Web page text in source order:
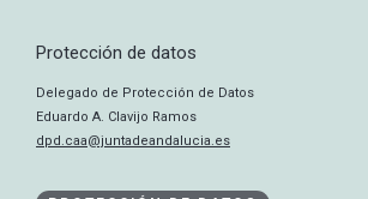
Protección de datos
Delegado de Protección de Datos
Eduardo A. Clavijo Ramos
dpd.caa@juntadeandalucia.es